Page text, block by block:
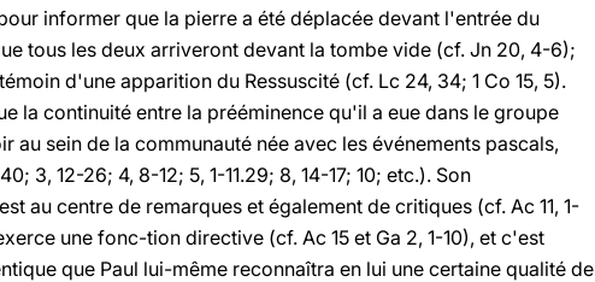
informer que la pierre a été déplacée devant l'entrée du
tous les deux arriveront devant la tombe vide (cf. Jn 20, 4-6);
d'une apparition du Ressuscité (cf. Lc 24, 34; 1 Co 15, 5).
la continuité entre la prééminence qu'il a eue dans le groupe
sein de la communauté née avec les événements pascals,
3, 12-26; 4, 8-12; 5, 1-11.29; 8, 14-17; 10; etc.). Son
au centre de remarques et également de critiques (cf. Ac 11, 1-
une fonc-tion directive (cf. Ac 15 et Ga 2, 1-10), et c'est
que Paul lui-même reconnaîtra en lui une certaine qualité de